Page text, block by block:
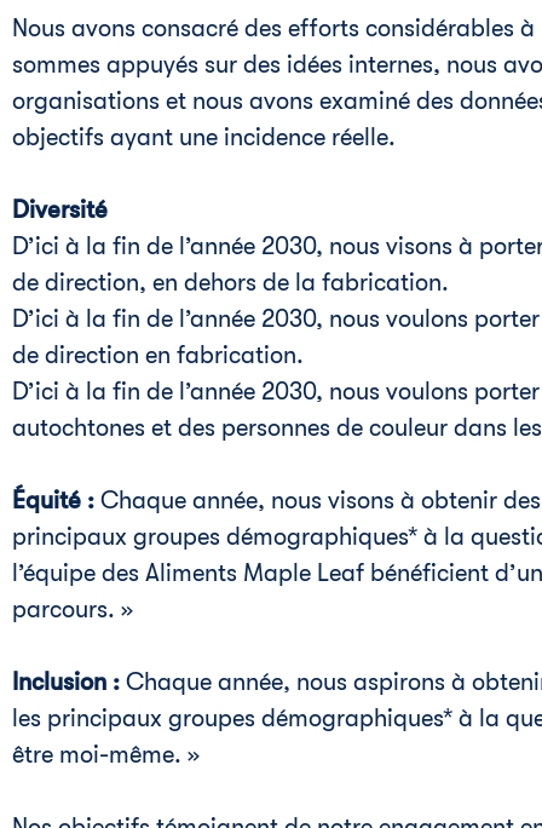
Nous avons consacré des efforts considérables
sommes appuyés sur des idées internes, nous
organisations et nous avons examiné des
objectifs ayant une incidence réelle.
Diversité
D’ici à la fin de l’année 2030, nous visons à
de direction, en dehors de la fabrication.
D’ici à la fin de l’année 2030, nous voulons
de direction en fabrication.
D’ici à la fin de l’année 2030, nous voulons
autochtones et des personnes de couleur dans
Équité : Chaque année, nous visons à obtenir
principaux groupes démographiques* à la
l’équipe des Aliments Maple Leaf bénéficient
parcours. »
Inclusion : Chaque année, nous aspirons à
les principaux groupes démographiques* à la
être moi-même. »